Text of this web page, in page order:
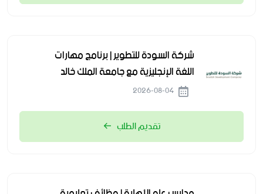
شركة السودة للتطوير | برنامج مهارات
اللغة الإنجليزية مع جامعة الملك خالد
تقديم الطلب